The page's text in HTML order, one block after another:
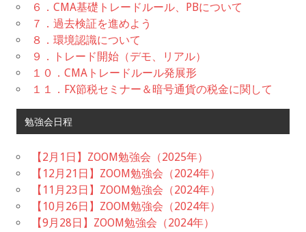
６．CMA基礎トレードルール、PBについて
７．過去検証を進めよう
８．環境認識について
９．トレード開始（デモ、リアル）
１０．CMAトレードルール発展形
１１．FX節税セミナー＆暗号通貨の税金に関して
勉強会日程
【2月1日】ZOOM勉強会（2025年）
【12月21日】ZOOM勉強会（2024年）
【11月23日】ZOOM勉強会（2024年）
【10月26日】ZOOM勉強会（2024年）
【9月28日】ZOOM勉強会（2024年）